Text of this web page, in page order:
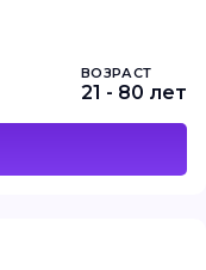
ВОЗРАСТ
21 - 80 лет